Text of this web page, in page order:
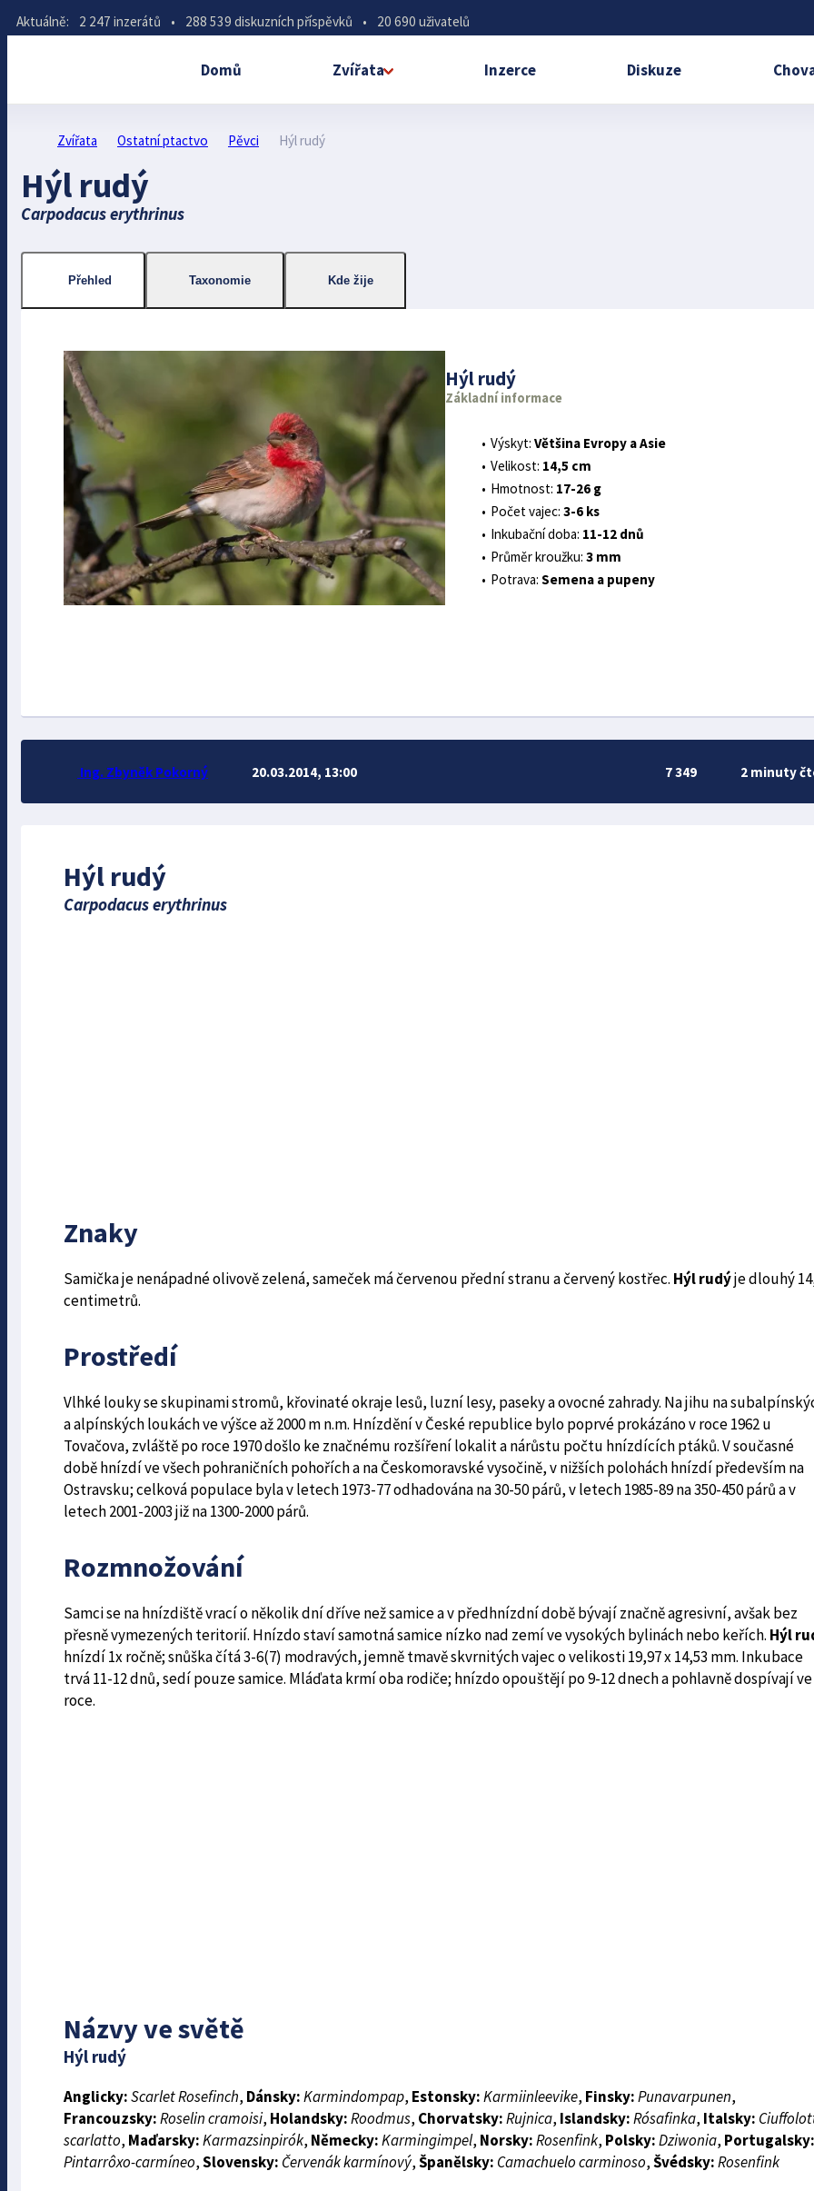
Aktuálně: 2 247 inzerátů • 288 539 diskuzních příspěvků • 20 690 uživatelů
Domů Zvířata Inzerce Diskuze
Zvířata Ostatní ptactvo Pěvci Hýl rudý
Hýl rudý
Carpodacus erythrinus
Hýl rudý
Carpodacus erythrinus
Znaky
Samička je nenápadné olivově zelená, sameček má červenou přední stranu a červený kostřec. Hýl rudýje dlouhý
centimetrů.
Prostředí
Vlhké louky se skupinami stromů, křovinaté okraje lesů, luzní lesy, paseky a ovocné zahrady. Na jihu na
a alpínských loukách ve výšce až 2000 m n.m. Hnízdění v České republice bylo poprvé prokázáno v roce 1962 u
Tovačova, zvláště po roce 1970 došlo ke značnému rozšíření lokalit a nárůstu počtu hnízdících ptáků. V současné
době hnízdí ve všech pohraničních pohořích a na Českomoravské vysočině, v nižších polohách hnízdí především na
Ostravsku; celková populace byla v letech 1973-77 odhadována na 30-50 párů, v letech 1985-89 na 350-450 párů a v
letech 2001-2003 již na 1300-2000 párů.
Rozmnožování
Samci se na hnízdiště vrací o několik dní dříve než samice a v předhnízdní době bývají značně agresivní, avšak bez
přesně vymezených teritorií. Hnízdo staví samotná samice nízko nad zemí ve vysokých bylinách nebo keřích. Hýl
hnízdí 1x ročně; snůška čítá 3-6(7) modravých, jemně tmavě skvrnitých vajec o velikosti 19,97 x 14,53 mm. Inkubace
trvá 11-12 dnů, sedí pouze samice. Mláďata krmí oba rodiče; hnízdo opouštějí po 9-12 dnech a pohlavně dospívají ve
roce.
Názvy ve světě
Hýl rudý
Anglicky:Scarlet Rosefinch, Dánsky:Karmindompap, Estonsky:Karmiinleevike, Finsky:Punavarpunen,
Francouzsky:Roselin cramoisi, Holandsky:Roodmus, Chorvatsky:Rujnica, Islandsky:Rósafinka, Italsky:
scarlatto, Maďarsky:Karmazsinpirók, Německy:Karmingimpel, Norsky:Rosenfink, Polsky:Dziwonia, Portugalsky:
Pintarrôxo-carmíneo,Slovensky: Červenák karmínový,Španělsky: Camachuelo carminoso,Švédsky:Rosenfink
Přehled Taxonomie Kde žije
Hýl rudý
Základní informace
Výskyt:Většina Evropy a Asie
Velikost: 14,5 cm
Hmotnost: 17-26 g
Počet vajec:3-6 ks
Inkubační doba: 11-12 dnů
Průměr kroužku:3 mm
Potrava:Semena a pupeny
Ing. Zbyněk Pokorný 20.03.2014, 13:00 7 349 2 minuty